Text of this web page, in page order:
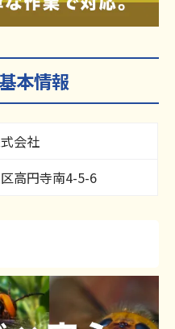
本情報
会社
高円寺南4-5-6